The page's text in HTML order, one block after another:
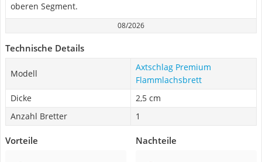
oberen Segment.
08/2026
Technische Details
Modell
Axtschlag Premium
Flammlachsbrett
Dicke
2,5 cm
Anzahl Bretter
1
Vorteile Nachteile